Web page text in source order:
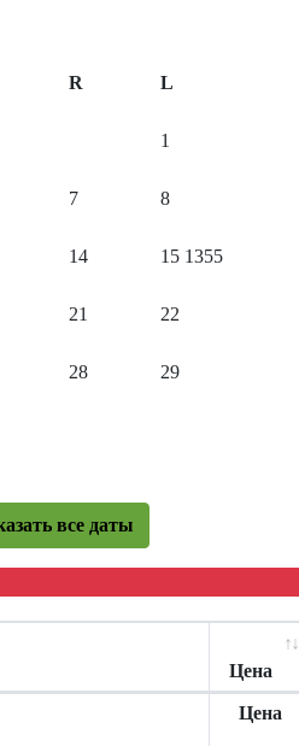
R L
1
7 8
14 15 1355
21 22
28 29
все даты
Цена
Цена